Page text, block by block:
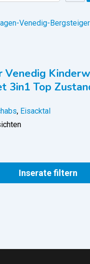
Venedig
3in1 Top
, Eisacktal
Inserate filtern